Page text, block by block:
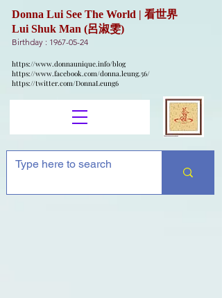
Donna Lui See The World | 看世界
Lui Shuk Man (呂淑雯)
Birthday : 1967-05-24
https://www.donnaunique.info/blog
https://www.facebook.com/donna.leung.56/
https://twitter.com/DonnaLeung6